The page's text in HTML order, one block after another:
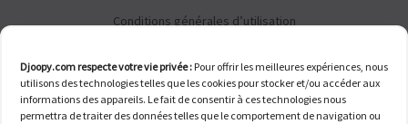
Djoopy.com respecte votre vie privée : Pour offrir les meilleures expériences, nous
utilisons des technologies telles que les cookies pour stocker et/ou accéder aux
informations des appareils. Le fait de consentir à ces technologies nous
permettra de traiter des données telles que le comportement de navigation ou
Conditions générales d’utilisation
FAQ
Contact